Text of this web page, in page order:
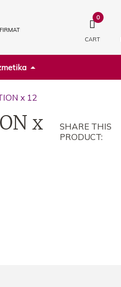
FIRMAT
CART
0
x 12
x
SHARE THIS
PRODUCT: